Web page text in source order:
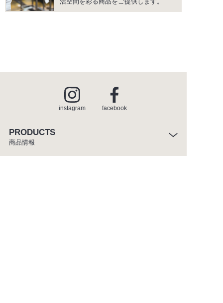
instagram facebook
PRODUCTS
商品情報